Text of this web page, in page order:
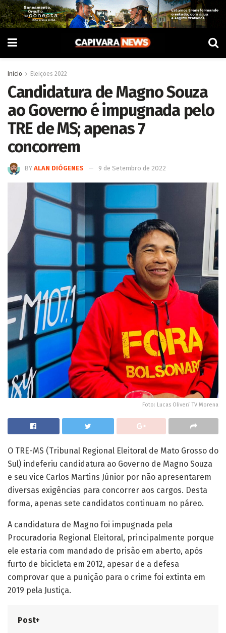
Inicio Eleições 2022
Candidatura de Magno Souza
ao Governo é impugnada pelo
TRE de MS; apenas 7
concorrem
BY ALAN DIÓGENES 9 de Setembro de 2022
Foto: Lucas Oliver/ TV Morena
O TRE-MS (Tribunal Regional Eleitoral de Mato Grosso do
Sul) indeferiu candidatura ao Governo de Magno Souza
e seu vice Carlos Martins Júnior por não apresentarem
diversas exigências para concorrer aos cargos. Desta
forma, apenas sete candidatos continuam no páreo.
A candidatura de Magno foi impugnada pela
Procuradoria Regional Eleitoral, principalmente porque
ele estaria com mandado de prisão em aberto, após
furto de bicicleta em 2012, apesar de a defesa
comprovar que a punição para o crime foi extinta em
2019 pela Justiça.
Post+